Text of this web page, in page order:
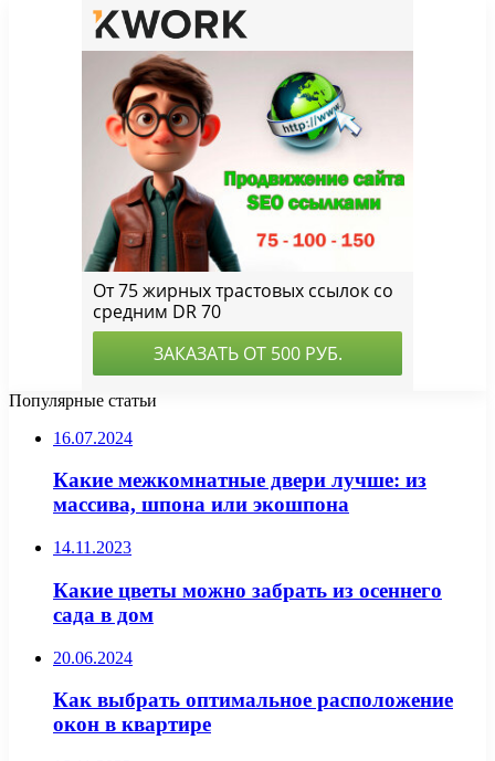
Популярные статьи
16.07.2024
Какие межкомнатные двери лучше: из
массива, шпона или экошпона
14.11.2023
Какие цветы можно забрать из осеннего
сада в дом
20.06.2024
Как выбрать оптимальное расположение
окон в квартире